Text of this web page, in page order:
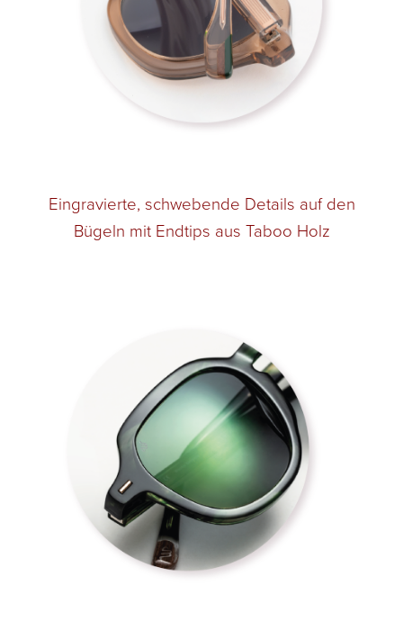
Eingravierte, schwebende Details auf den
Bügeln mit Endtips aus Taboo Holz